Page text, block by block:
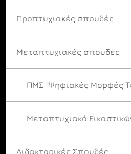
Προπτυχιακές σπουδές
Μεταπτυχιακές σπουδές
ΠΜΣ "Ψηφιακές Μορφές
Μεταπτυχιακό
Διδακτορικές Σπουδές